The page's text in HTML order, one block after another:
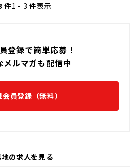
登録で簡単応募！
メルマガも配信中
員登録（無料）
の求人を見る
件1 - 3 件表示